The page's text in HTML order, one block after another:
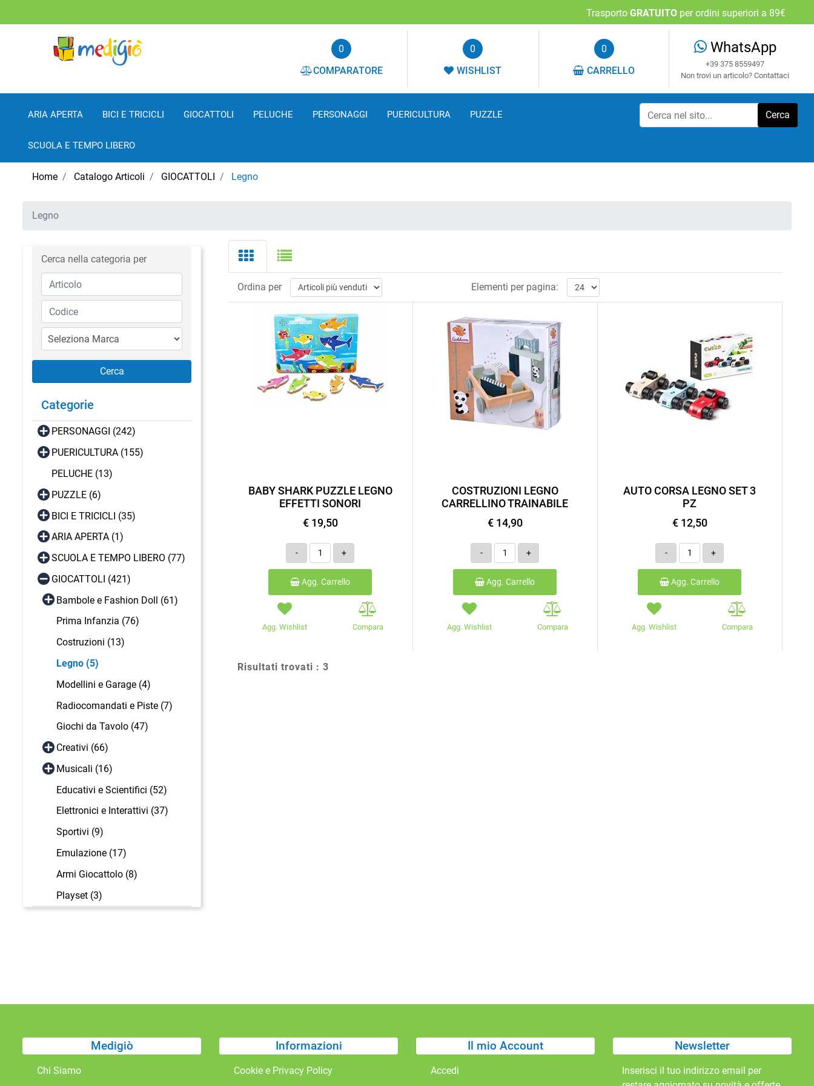
Trasporto GRATUITO per ordini superiori a 89€
0
COMPARATORE
0
WISHLIST
0
CARRELLO
WhatsApp
+39 375 8559497
Non trovi un articolo? Contattaci
ARIA APERTA BICI E TRICICLI GIOCATTOLI PELUCHE PERSONAGGI PUERICULTURA PUZZLE
SCUOLA E TEMPO LIBERO
Home Catalogo Articoli GIOCATTOLI Legno
Legno
Cerca nella categoria per
Categorie
PERSONAGGI (242)
PUERICULTURA (155)
PELUCHE (13)
PUZZLE (6)
BICI E TRICICLI (35)
ARIA APERTA (1)
SCUOLA E TEMPO LIBERO (77)
GIOCATTOLI (421)
Bambole e Fashion Doll (61)
Prima Infanzia (76)
Costruzioni (13)
Legno (5)
Modellini e Garage (4)
Radiocomandati e Piste (7)
Giochi da Tavolo (47)
Creativi (66)
Musicali (16)
Educativi e Scientifici (52)
Elettronici e Interattivi (37)
Sportivi (9)
Emulazione (17)
Armi Giocattolo (8)
Playset (3)
Ordina per Elementi per pagina:
BABY SHARK PUZZLE LEGNO
EFFETTI SONORI
€ 19,50
Quantità
Agg. Carrello
Agg. Wishlist Compara
COSTRUZIONI LEGNO
CARRELLINO TRAINABILE
€ 14,90
Quantità
Agg. Carrello
Agg. Wishlist Compara
AUTO CORSA LEGNO SET 3
PZ
€ 12,50
Quantità
Agg. Carrello
Agg. Wishlist Compara
Risultati trovati : 3
Medigiò
Chi Siamo
Informazioni
Cookie e Privacy Policy
Il mio Account
Accedi
Newsletter
Inserisci il tuo indirizzo email per